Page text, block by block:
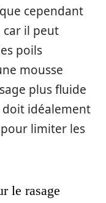
cependant
car il peut
poils
mousse
plus fluide
doit idéalement
limiter les
le rasage